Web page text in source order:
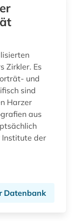
Zirkler. Es
und
sind
Harzer
Institute der
Datenbank